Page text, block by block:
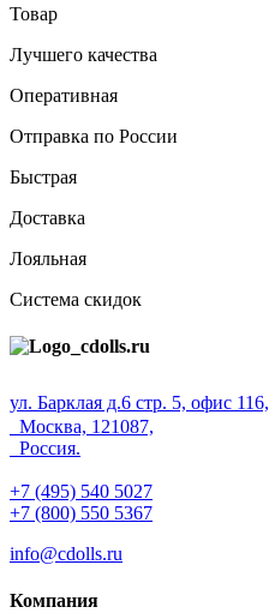
Товар
Лучшего качества
Оперативная
Отправка по России
Быстрая
Доставка
Лояльная
Система скидок
ул. Барклая д.6 стр. 5, офис 116,
Москва, 121087,
Россия.
+7 (495) 540 5027
+7 (800) 550 5367
info@cdolls.ru
Компания